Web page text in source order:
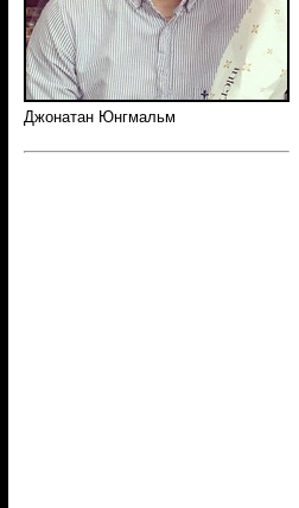
Джонатан Юнгмальм